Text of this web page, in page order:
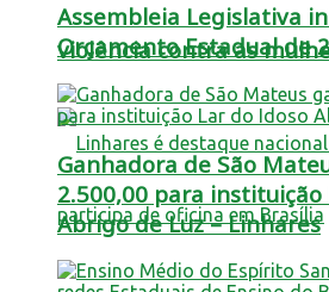
violência contra as
Assembleia Legislativa
Orçamento Estadual de
Ganhadora de São
2.500,00 para
Abrigo de Luz – Linhares